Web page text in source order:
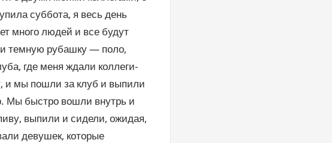
суббота, я весь день
много людей и все будут
темную рубашку — поло,
где меня ждали коллеги-
и мы пошли за клуб и выпили
Мы быстро вошли внутрь и
выпили и сидели, ожидая,
девушек, которые